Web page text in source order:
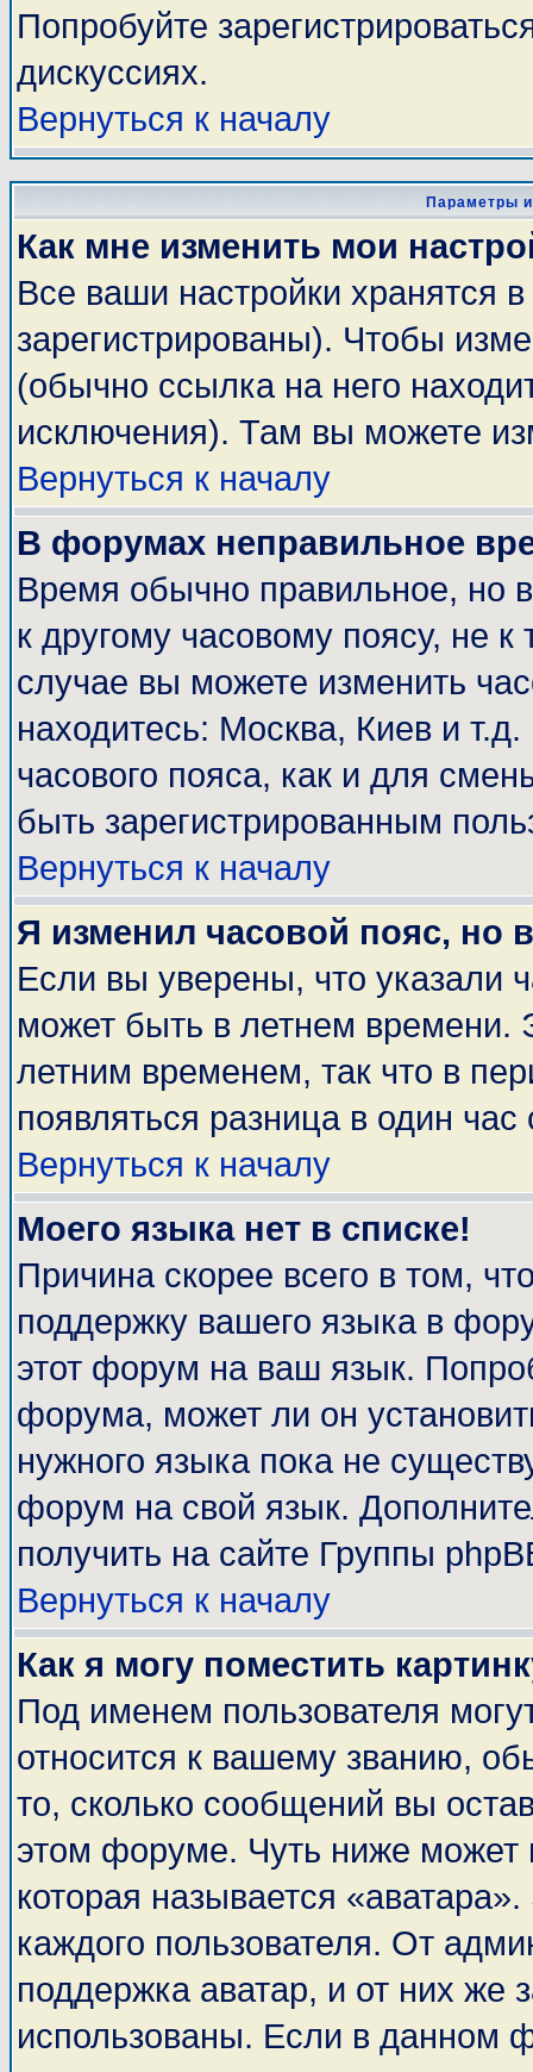
Попробуйте
дискуссиях.
Вернуться к началу
Параметры
Как мне изменить мои
Все ваши настройки хранятся
зарегистрированы). Чтобы
(обычно ссылка на него
исключения). Там вы можете
Вернуться к началу
В форумах неправильное
Время обычно правильное, но
к другому часовому поясу, не
случае вы можете изменить
находитесь: Москва, Киев и
часового пояса, как и для
быть зарегистрированным
Вернуться к началу
Я изменил часовой пояс, но
Если вы уверены, что указали
может быть в летнем времени.
летним временем, так что в
появляться разница в один
Вернуться к началу
Моего языка нет в списке!
Причина скорее всего в том,
поддержку вашего языка в
этот форум на ваш язык.
форума, может ли он
нужного языка пока не
форум на свой язык.
получить на сайте Группы
Вернуться к началу
Как я могу поместить
Под именем пользователя
относится к вашему званию,
то, сколько сообщений вы
этом форуме. Чуть ниже может
которая называется
каждого пользователя. От
поддержка аватар, и от них же
использованы. Если в данном